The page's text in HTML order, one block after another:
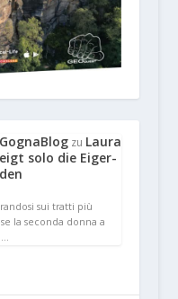
zu Laura
solo die Eiger-
sui tratti più
la seconda donna a